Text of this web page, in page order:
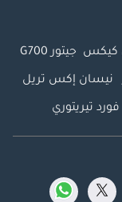
كيكس جيتور G700
نيسان إكس تريل
فورد تيريتوري